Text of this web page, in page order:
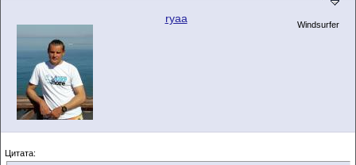
ryaa Windsurfer
Цитата: